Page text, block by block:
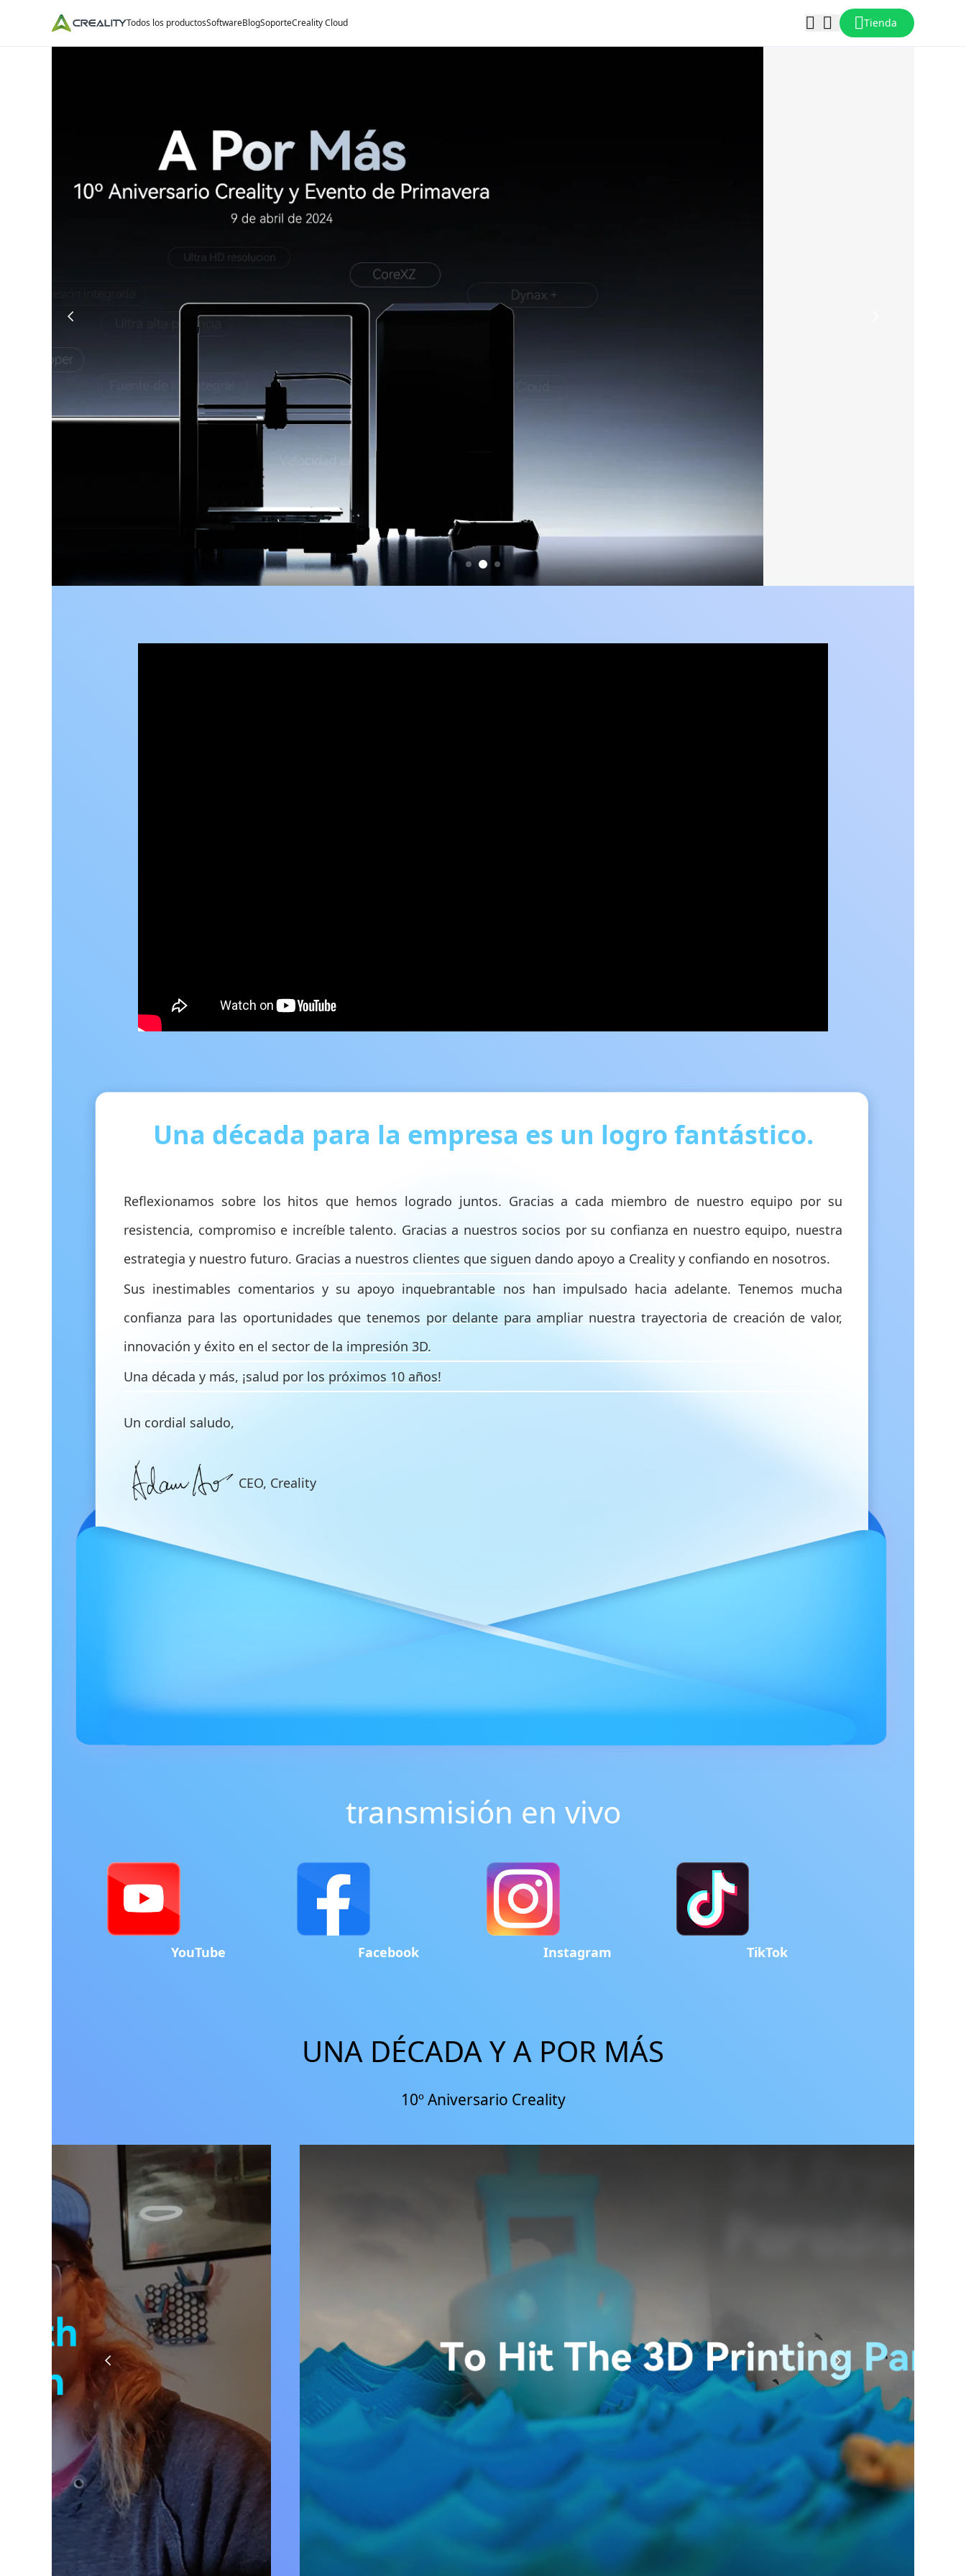
Todos los productosSoftwareBlogSoporteCreality Cloud Tienda
Una década para la empresa es un logro fantástico.
Reflexionamos sobre los hitos que hemos logrado juntos. Gracias a cada miembro de nuestro equipo por su
resistencia, compromiso e increíble talento. Gracias a nuestros socios por su confianza en nuestro equipo, nuestra
estrategia y nuestro futuro. Gracias a nuestros clientes que siguen dando apoyo a Creality y confiando en nosotros.
Sus inestimables comentarios y su apoyo inquebrantable nos han impulsado hacia adelante. Tenemos mucha
confianza para las oportunidades que tenemos por delante para ampliar nuestra trayectoria de creación de valor,
innovación y éxito en el sector de la impresión 3D.
Una década y más, ¡salud por los próximos 10 años!
Un cordial saludo,
CEO, Creality
transmisión en vivo
YouTube Facebook Instagram TikTok
UNA DÉCADA Y A POR MÁS
10º Aniversario Creality